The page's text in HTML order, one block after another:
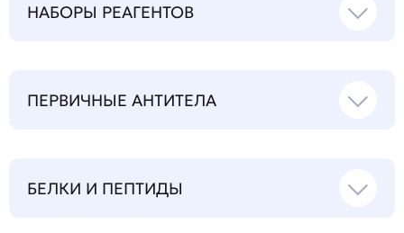
НАБОРЫ РЕАГЕНТОВ
ПЕРВИЧНЫЕ АНТИТЕЛА
БЕЛКИ И ПЕПТИДЫ